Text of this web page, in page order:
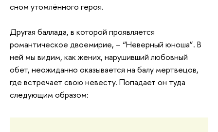
сном утомлённого героя.
Другая баллада, в которой проявляется
романтическое двоемирие, – “Неверный юноша”. В
ней мы видим, как жених, нарушивший любовный
обет, неожиданно оказывается на балу мертвецов,
где встречает свою невесту. Попадает он туда
следующим образом: